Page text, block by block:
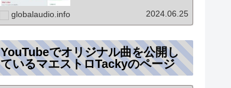
は、「新館:自作真空管アンプのホ
ジになりますオーディオ情報全般
globalaudio.info 2024.06.25
YouTubeでオリジナル曲を公開し
ているマエストロTackyのページ